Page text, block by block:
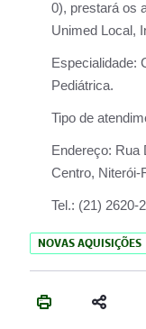
0), prestará os
Unimed Local,
Especialidade:
Pediátrica.
Tipo de
Endereço: Rua
Centro, Niterói-
Tel.: (21) 2620-
NOVAS AQUISIÇÕES